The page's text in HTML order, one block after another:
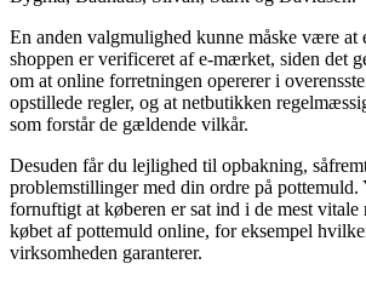
En anden valgmulighed kunne måske være at
shoppen er verificeret af e-mærket, siden det
om at online forretningen opererer i
opstillede regler, og at netbutikken
som forstår de gældende vilkår.
Desuden får du lejlighed til opbakning,
problemstillinger med din ordre på pottemuld.
fornuftigt at køberen er sat ind i de mest
købet af pottemuld online, for eksempel
virksomheden garanterer.